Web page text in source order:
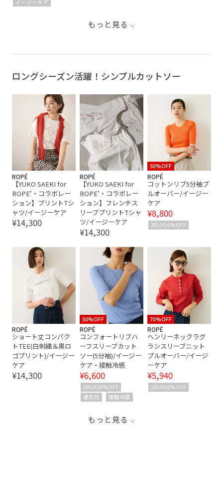
イージーケア
もっと見る
ロングシーズン活躍！シンプルカットソー
ROPÉ
【YUKO SAEKI for
ROPE’・コラボレー
ション】プリントTシ
ャツ/イージーケア
¥14,300
ROPÉ
【YUKO SAEKI for
ROPE’・コラボレー
ション】フレンチス
リーブプリントTシャ
ツ/イージーケア
¥14,300
50%OFF
ROPÉ
コットンリブ5分袖ブ
ルオーバー/イージー
ケア
¥8,800
2BUY10%OFF
ROPÉ
ショート丈コンパク
トTEE(白刺繍＆黒ロ
ゴプリント)/イージー
ケア
¥14,300
50%OFF
ROPÉ
コンフォートリブハ
ーフスリーブカット
ソー(5分袖)/イージー
ケア・接触冷感
¥6,600
2BUY10%OFF
通気性
接触冷感
70%OFF
ROPÉ
ヘンリーネックラグ
ランスリーブニット
プルオーバー/イージ
ーケア
¥5,940
2BUY10%OFF
もっと見る